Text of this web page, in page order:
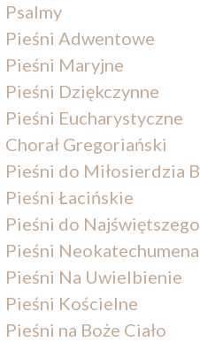
Psalmy
Pieśni Adwentowe
Pieśni Maryjne
Pieśni Dziękczynne
Pieśni Eucharystyczne
Chorał Gregoriański
Pieśni do Miłosierdzia
Pieśni Łacińskie
Pieśni do
Pieśni
Pieśni Na Uwielbienie
Pieśni Kościelne
Pieśni na Boże Ciało